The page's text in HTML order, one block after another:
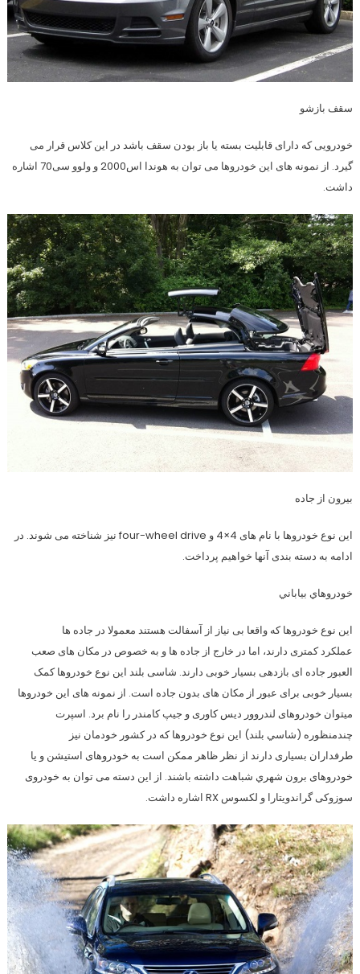
سقف بازشو
خودرویی که دارای قابلیت بسته یا باز بودن سقف باشد در این کلاس قرار می
گیرد. از نمونه های این خودروها می توان به هوندا اس2000 و ولوو سی70 اشاره
داشت.
بيرون از جاده
این نوع خودروها با نام های 4×4 و four-wheel drive نیز شناخته می شوند. در
ادامه به دسته بندی آنها خواهیم پرداخت.
خودروهاي بياباني
این نوع خودروها که واقعا بی نیاز از آسفالت هستند معمولا در جاده ها
عملکرد کمتری دارند، اما در خارج از جاده ها و به خصوص در مکان های صعب
العبور جاده ای بازدهی بسیار خوبی دارند. شاسی بلند این نوع خودروها کمک
بسیار خوبی برای عبور از مکان های بدون جاده است. از نمونه های این خودروها
میتوان خودروهای لندروور دیس کاوری و جیپ کامندر را نام برد. اسپرت
چندمنظوره (شاسي بلند) این نوع خودروها که در کشور خودمان نیز
طرفداران بسیاری دارند از نظر ظاهر ممکن است به خودروهای استیشن و یا
خودروهای برون شهري شباهت داشته باشند. از این دسته می توان به خودروی
سوزوکی گراندویتارا و لکسوس RX اشاره داشت.